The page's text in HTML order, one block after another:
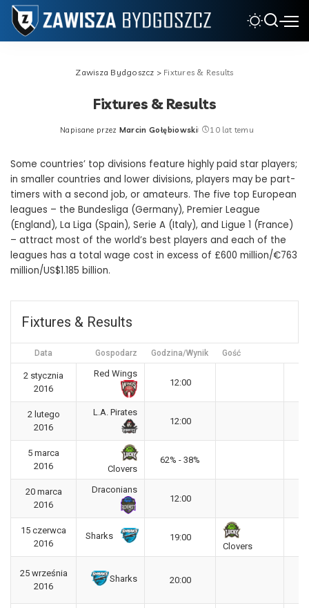
Zawisza Bydgoszcz > Fixtures & Results
Fixtures & Results
Posted
Napisane przez Marcin Gołębiowski 10 lat temu
Some countries’ top divisions feature highly paid star players;
in smaller countries and lower divisions, players may be part-
timers with a second job, or amateurs. The five top European
leagues – the Bundesliga (Germany), Premier League
(England), La Liga (Spain), Serie A (Italy), and Ligue 1 (France)
– attract most of the world’s best players and each of the
leagues has a total wage cost in excess of £600 million/€763
million/US$1.185 billion.
Fixtures & Results
Data Gospodarz Godzina/Wynik Gość
2 stycznia
2016
Red Wings
12:00
2 lutego
2016
L.A. Pirates
12:00
5 marca
2016
Clovers
62% - 38%
20 marca
2016
Draconians
12:00
15 czerwca
2016
Sharks
19:00
Clovers
25 września
2016
Sharks 20:00